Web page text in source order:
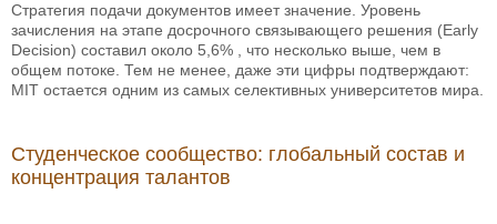
Стратегия подачи документов имеет значение. Уровень
зачисления на этапе досрочного связывающего решения (Early
Decision) составил около 5,6% , что несколько выше, чем в
общем потоке. Тем не менее, даже эти цифры подтверждают:
MIT остается одним из самых селективных университетов мира.
Студенческое сообщество: глобальный состав и
концентрация талантов